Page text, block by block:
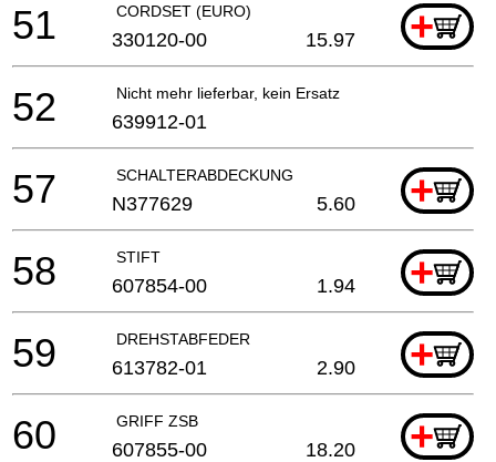
CORDSET (EURO) +
51 330120-00 15.97
Nicht mehr lieferbar, kein Ersatz
52 639912-01
SCHALTERABDECKUNG +
57 N377629 5.60
STIFT +
58 607854-00 1.94
DREHSTABFEDER +
59 613782-01 2.90
GRIFF ZSB +
60 607855-00 18.20